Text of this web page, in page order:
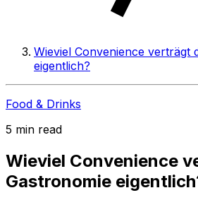
Wieviel Convenience verträgt
eigentlich?
Food & Drinks
5 min read
Wieviel Convenience
Gastronomie